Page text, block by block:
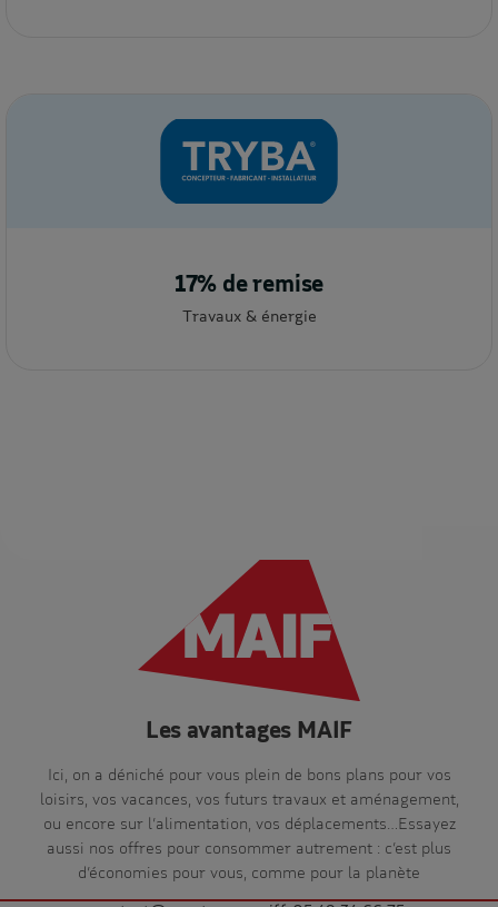
17% de remise
Travaux & énergie
Les avantages MAIF
Ici, on a déniché pour vous plein de bons plans pour vos
loisirs, vos vacances, vos futurs travaux et aménagement,
ou encore sur l’alimentation, vos déplacements…Essayez
aussi nos offres pour consommer autrement : c’est plus
d’économies pour vous, comme pour la planète